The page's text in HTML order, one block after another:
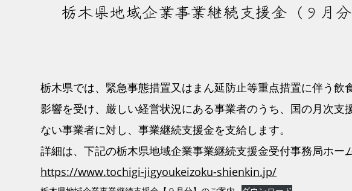
栃木県地域企業事業継続支援金（９月
栃木県では、緊急事態措置又はまん延防止等重点措置に伴う飲
影響を受け、厳しい経営状況にある事業者のうち、国の月次支
ない事業者に対し、事業継続支援金を支給します。
詳細は、下記の栃木県地域企業事業継続支援金受付事務局ホー
https://www.tochigi-jigyoukeizoku-shienkin.jp/